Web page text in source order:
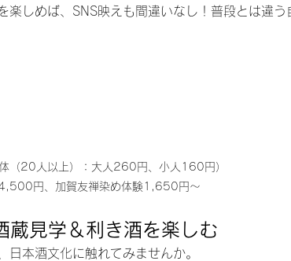
楽しめば、SNS映えも間違いなし！普段とは違う
（20人以上）：大人260円、小人160円）
円、加賀友禅染め体験1,650円～
蔵見学＆利き酒を楽しむ
日本酒文化に触れてみませんか。